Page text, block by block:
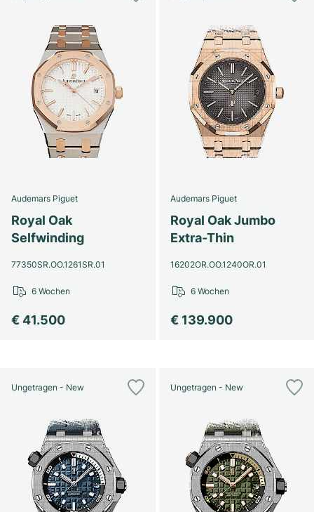
Audemars Piguet
Royal Oak
Selfwinding
77350SR.OO.1261SR.01
€ 41.500
6 Wochen
Audemars Piguet
Royal Oak Jumbo
Extra-Thin
16202OR.OO.1240OR.01
€ 139.900
6 Wochen
Ungetragen - New Ungetragen - New